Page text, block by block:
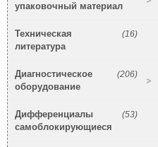
упаковочный материал
(16)
Техническая
литература
(206)
Диагностическое
оборудование
(53)
Дифференциалы
самоблокирующиеся